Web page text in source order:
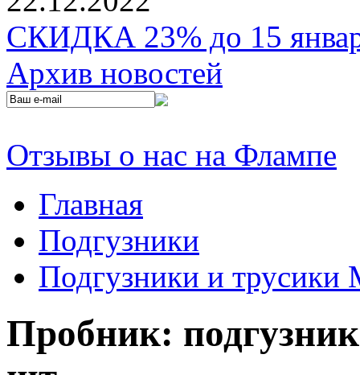
СКИДКА 23% до 15
Архив новостей
Отзывы о нас на Флампе
Главная
Подгузники
Подгузники и трусики
Пробник: